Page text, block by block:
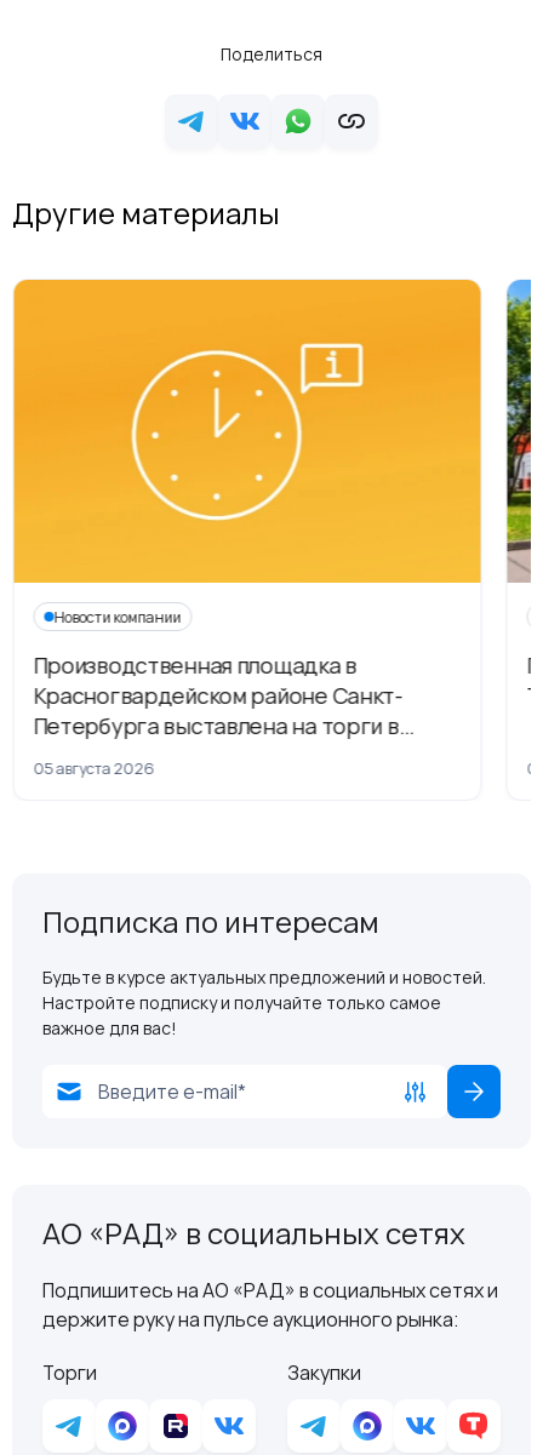
Поделиться
Другие материалы
Новости компании
Производственная площадка в
Красногвардейском районе Санкт-
Петербурга выставлена на торги в
рамках приватизации
05 августа 2026
Подписка по интересам
Будьте в курсе актуальных предложений и новостей.
Настройте подписку и получайте только самое
важное для вас!
АО «РАД» в социальных сетях
Подпишитесь на АО «РАД» в социальных сетях и
держите руку на пульсе аукционного рынка:
Торги
Закупки